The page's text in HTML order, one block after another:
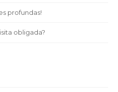
profundas!
obligada?